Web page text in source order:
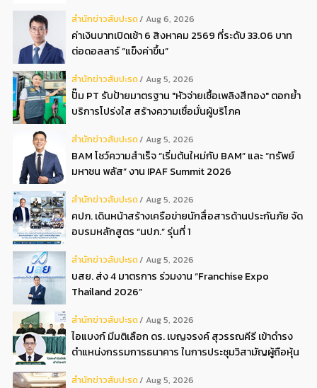
สํานักข่าวสับปะรด Aug 6, 2026
ค่าเงินบาทเปิดเช้า 6 สิงหาคม 2569 ที่ระดับ 33.06 บาท
ต่อดอลลาร์ “แข็งค่าขึ้น”
สํานักข่าวสับปะรด Aug 5, 2026
ปั๊ม PT รับป้ายมาตรฐาน "หัวจ่ายเชื้อเพลิงสีทอง" ตอกย้ำ
บริการโปร่งใส สร้างความเชื่อมั่นผู้บริโภค
สํานักข่าวสับปะรด Aug 5, 2026
BAM โชว์ความสำเร็จ “เริ่มต้นใหม่กับ BAM” และ “ทรัพย์
มหาชน พลัส” งาน IPAF Summit 2026
สํานักข่าวสับปะรด Aug 5, 2026
คปภ. เดินหน้าสร้างเครือข่ายนักสื่อสารด้านประกันภัย จัด
อบรมหลักสูตร “นปภ.” รุ่นที่ 1
สํานักข่าวสับปะรด Aug 5, 2026
บสย. ส่ง 4 มาตรการ ร่วมงาน “Franchise Expo
Thailand 2026”
สํานักข่าวสับปะรด Aug 5, 2026
ไอแบงก์ มีมติเลือก ดร. เบญจรงค์ สุวรรณคีรี เข้าดำรง
ตำแหน่งกรรมการธนาคาร ในการประชุมวิสามัญผู้ถือหุ้น
สํานักข่าวสับปะรด Aug 5, 2026